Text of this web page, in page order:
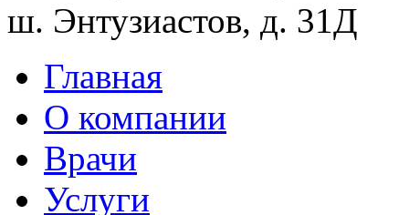
ш. Энтузиастов, д. 31Д
Главная
О компании
Врачи
Услуги